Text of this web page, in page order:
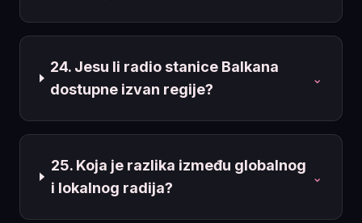
24. Jesu li radio stanice Balkana
dostupne izvan regije?
⌄
25. Koja je razlika između globalnog
i lokalnog radija?
⌄